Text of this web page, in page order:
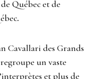
Québec et de
.
Cavallari des Grands
regroupe un vaste
et plus de